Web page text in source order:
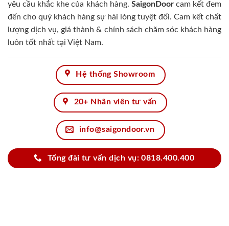
yêu cầu khắc khe của khách hàng. SaigonDoorcam kết đem
đến cho quý khách hàng sự hài lòng tuyệt đối. Cam kết chất
lượng dịch vụ, giá thành & chính sách chăm sóc khách hàng
luôn tốt nhất tại Việt Nam.
Hệ thống Showroom
20+ Nhân viên tư vấn
info@saigondoor.vn
Tổng đài tư vấn dịch vụ: 0818.400.400